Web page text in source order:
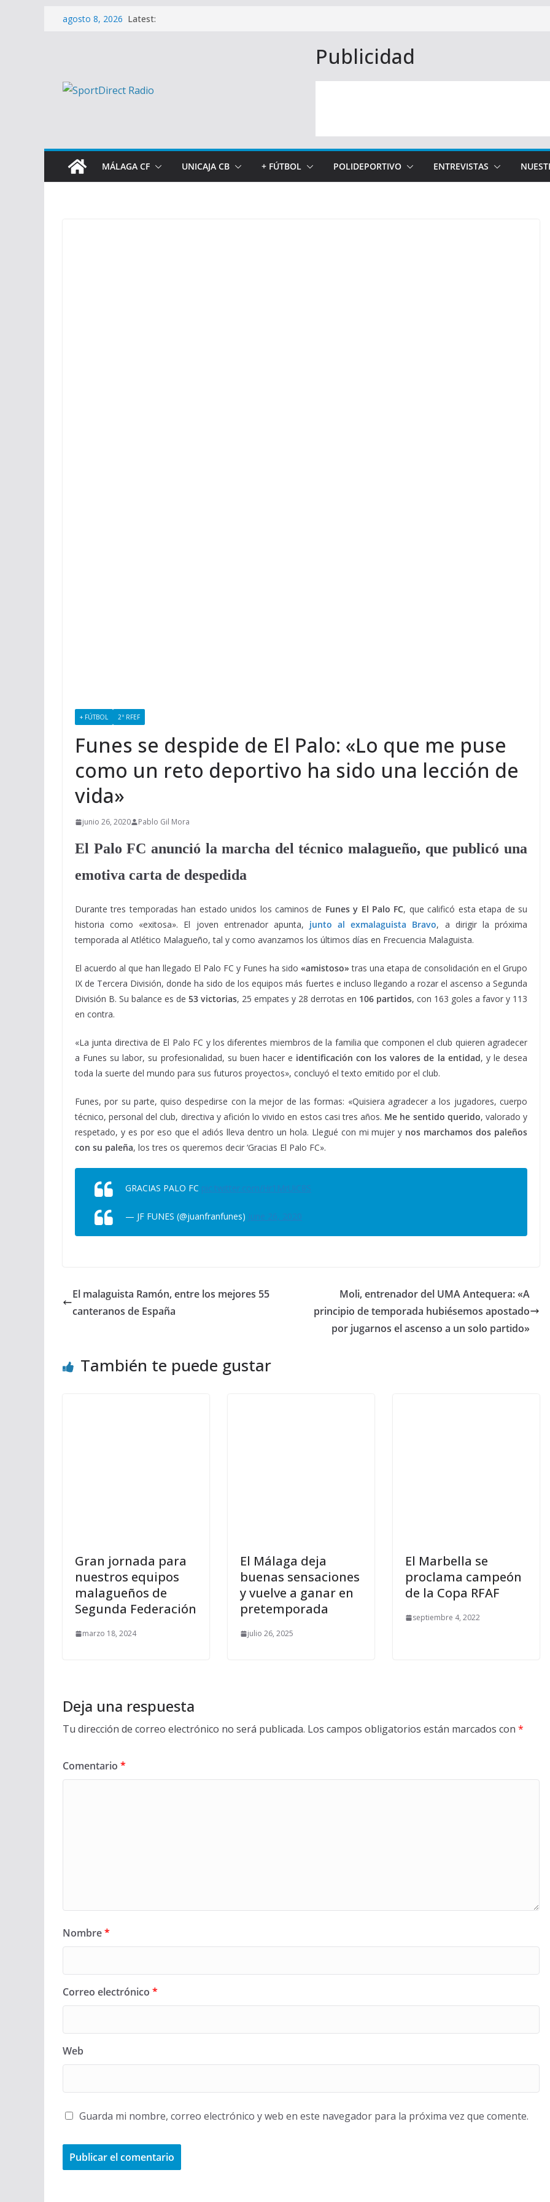
Saltaragosto 8, 2026 Latest:
Publicidad
MÁLAGA CF UNICAJA CB + FÚTBOL POLIDEPORTIVO ENTREVISTAS
+ FÚTBOL 2ª RFEF
Funes se despide de El Palo: «Lo que me puse
como un reto deportivo ha sido una lección de
vida»
junio 26, 2020 Pablo Gil Mora
El Palo FC anunció la marcha del técnico malagueño, que publicó una
emotiva carta de despedida
Durante tres temporadas han estado unidos los caminos de Funes y El Palo FC, que calificó esta etapa de su
historia como «exitosa». El joven entrenador apunta, junto al exmalaguista Bravo, a dirigir la próxima
temporada al Atlético Malagueño, tal y como avanzamos los últimos días en Frecuencia Malaguista.
El acuerdo al que han llegado El Palo FC y Funes ha sido «amistoso» tras una etapa de consolidación en el Grupo
IX de Tercera División, donde ha sido de los equipos más fuertes e incluso llegando a rozar el ascenso a Segunda
División B. Su balance es de 53 victorias, 25 empates y 28 derrotas en 106 partidos, con 163 goles a favor y 113
en contra.
«La junta directiva de El Palo FC y los diferentes miembros de la familia que componen el club quieren agradecer
a Funes su labor, su profesionalidad, su buen hacer e identificación con los valores de la entidad, y le desea
toda la suerte del mundo para sus futuros proyectos», concluyó el texto emitido por el club.
Funes, por su parte, quiso despedirse con la mejor de las formas: «Quisiera agradecer a los jugadores, cuerpo
técnico, personal del club, directiva y afición lo vivido en estos casi tres años. Me he sentido querido, valorado y
respetado, y es por eso que el adiós lleva dentro un hola. Llegué con mi mujer y nos marchamos dos paleños
con su paleña, los tres os queremos decir ‘Gracias El Palo FC».
GRACIAS PALO FC pic.twitter.com/Hr1MrUiC8S
— JF FUNES (@juanfranfunes) June 26, 2020
El malaguista Ramón, entre los mejores 55
canteranos de España
Moli, entrenador del UMA Antequera: «A
principio de temporada hubiésemos apostado
por jugarnos el ascenso a un solo partido»
También te puede gustar
Gran jornada para
nuestros equipos
malagueños de
Segunda Federación
marzo 18, 2024
El Málaga deja
buenas sensaciones
y vuelve a ganar en
pretemporada
julio 26, 2025
El Marbella se
proclama campeón
de la Copa RFAF
septiembre 4, 2022
Deja una respuesta
Tu dirección de correo electrónico no será publicada. Los campos obligatorios están marcados con *
Comentario *
Nombre*
Correo electrónico *
Web
Guarda mi nombre, correo electrónico y web en este navegador para la próxima vez que comente.